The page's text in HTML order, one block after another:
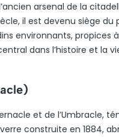
arsenal de la
il est devenu siège
environnants, propices
dans l’histoire et la
et de l’Umbracle,
construite en 1884,